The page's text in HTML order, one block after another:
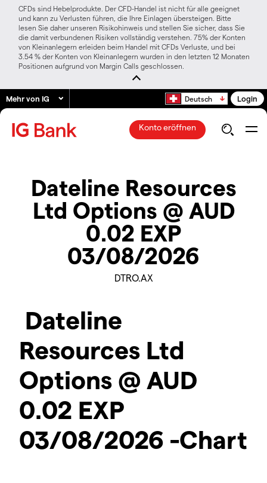
CFDs sind Hebelprodukte. Der CFD-Handel ist nicht für alle geeignet
und kann zu Verlusten führen, die Ihre Einlagen übersteigen. Bitte
lesen Sie daher unseren Risikohinweis und stellen Sie sicher, dass Sie
die damit verbundenen Risiken vollständig verstehen. 75% der Konten
von Kleinanlegern erleiden beim Handel mit CFDs Verluste, und bei
3.54 % der Konten von Kleinanlegern wurden in den letzten 12 Monaten
Positionen aufgrund von Margin Calls geschlossen.
Mehr von IG Deutsch Login
Konto eröffnen
Dateline Resources
Ltd Options @ AUD
0.02 EXP
03/08/2026
DTRO.AX
Dateline
Resources Ltd
Options @ AUD
0.02 EXP
03/08/2026 -Chart